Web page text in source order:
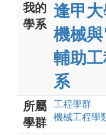
我的
學系
逢甲
機械
輔助
系
所屬
學群
工程學群
機械工程學